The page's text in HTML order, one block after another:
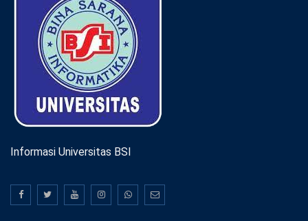
Informasi Universitas BSI